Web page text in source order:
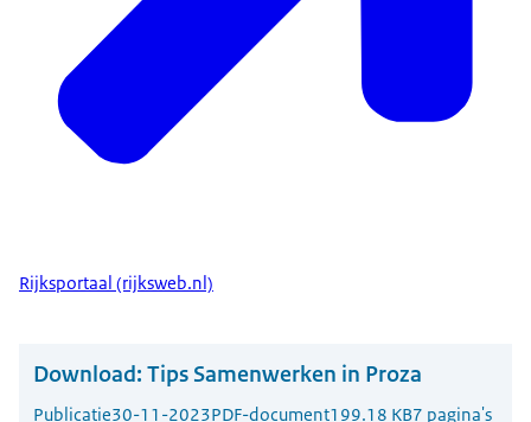
Rijksportaal (rijksweb.nl)
Download: Tips Samenwerken in Proza
Publicatie30-11-2023PDF-document199.18 KB7 pagina's